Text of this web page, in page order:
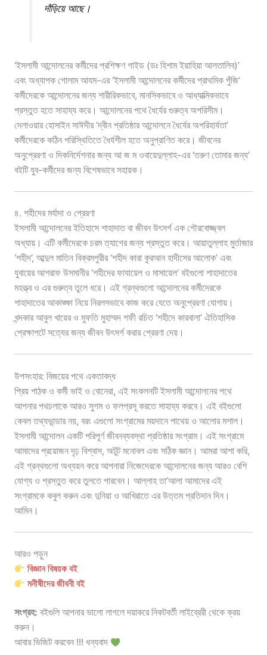
দাঁড়িয়ে আছে।
‘ইসলামী আন্দোলনের কর্মীদের প্রশিক্ষণ গাইড (ডঃ হিশাম ইয়াহিয়া আলতালিব)’
এবং অধ্যাপক গোলাম আযম-এর ‘ইসলামী আন্দোলনের কর্মীদের প্রাথমিক পুঁজি’
কর্মীদেরকে আন্দোলনের জন্য শারীরিকভাবে, মানসিকভাবে ও আধ্যাত্মিকভাবে
প্রস্তুত হতে সাহায্য করে। আন্দোলনের পথে ধৈর্যের গুরুত্ব অপরিসীম।
দেলাওয়ার হোসাইন সাঈদীর ‘দ্বীন প্রতিষ্ঠার আন্দোলনে ধৈর্যের অপরিহার্যতা’
কর্মীদেরকে কঠিন পরিস্থিতিতে ধৈর্যশীল হতে অনুপ্রাণিত করে। জীবনের
অনুপ্রেরণা ও দিকনির্দেশনার জন্য আ জ ম ওবায়েদুল্লাহ-এর ‘তরুণ তোমার জন্য’
বইটি যুব-কর্মীদের জন্য বিশেষভাবে সহায়ক।
৪. শহীদের মর্যাদা ও প্রেরণা
ইসলামী আন্দোলনের ইতিহাসে শাহাদাত বা জীবন উৎসর্গ এক গৌরবোজ্জ্বল
অধ্যায়। এটি কর্মীদেরকে চরম ত্যাগের জন্য প্রস্তুত করে। আয়াতুল্লাহ মুর্তাজার
‘শহীদ’, আব্দুল মাতিন বিক্রমপুরীর ‘শহীদ কারা কুরআন হাদীসের আলোক’ এবং
যুবায়ের আশরাফ উসমানীর ‘শহীদের ফাযায়েল ও মাসায়েল’ বইগুলো শাহাদাতের
মহত্ত্ব ও এর গুরুত্ব তুলে ধরে। এই গ্রন্থগুলো আন্দোলনের কর্মীদেরকে
শাহাদাতের আকাঙ্ক্ষা নিয়ে নিরলসভাবে কাজ করে যেতে অনুপ্রেরণা যোগায়।
খন্দকার আবুল খায়ের ও মুফতি মুহাম্মদ শফী রচিত ‘শহীদে কারবালা’ ঐতিহাসিক
প্রেক্ষাপটে সত্যের জন্য জীবন উৎসর্গ করার প্রেরণা দেয়।
উপসংহার: বিজয়ের পথে একতাবদ্ধ
প্রিয় পাঠক ও কর্মী ভাই ও বোনেরা, এই সংকলনটি ইসলামী আন্দোলনের পথে
আপনার পথচলাকে আরও সুগম ও ফলপ্রসূ করতে সাহায্য করবে। এই বইগুলো
কেবল তথ্যভান্ডার নয়, বরং এগুলো সংগ্রামের ময়দানে পাথেয় ও আলোর মশাল।
ইসলামী আন্দোলন একটি পরিপূর্ণ জীবনব্যবস্থা প্রতিষ্ঠার সংগ্রাম। এই সংগ্রামে
আমাদের প্রয়োজন দৃঢ় বিশ্বাস, অটুট মনোবল এবং সঠিক জ্ঞান। আমরা আশা করি,
এই গ্রন্থগুলো অধ্যয়ন করে আপনারা নিজেদেরকে আন্দোলনের জন্য আরও বেশি
যোগ্য ও প্রস্তুত করে তুলতে পারবেন। আল্লাহ তা’আলা আমাদের এই
সংগ্রামকে কবুল করুন এবং দুনিয়া ও আখিরাতে এর উত্তম প্রতিদান দিন।
আমিন।
আরও পড়ুন
বিজ্ঞান বিষয়ক বই
মনীষীদের জীবনী বই
সংগ্রহ: বইগুলি আপনার ভালো লাগলে দয়াকরে নিকটবর্তী লাইব্রেরী থেকে ক্রয়
করুন।
আবার ভিজিট করবেন !!! ধন্যবাদ